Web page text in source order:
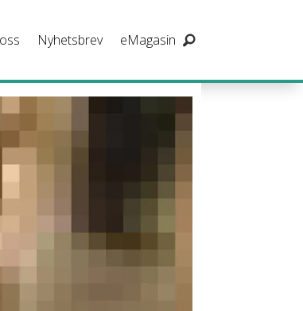
Nyhetsbrev eMagasin